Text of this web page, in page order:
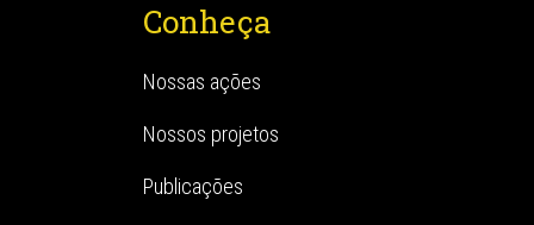
Conheça
Nossas ações
Nossos projetos
Publicações